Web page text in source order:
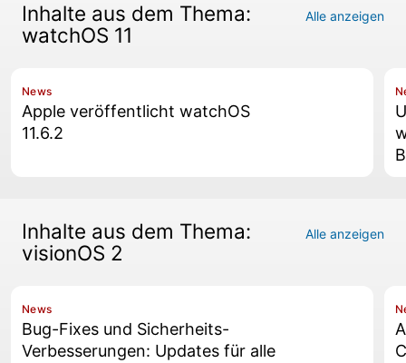
Inhalte aus dem Thema:
watchOS 11
Alle anzeigen
News
Apple veröffentlicht watchOS
11.6.2
Inhalte aus dem Thema:
visionOS 2
Alle anzeigen
News
Bug-Fixes und Sicherheits-
Verbesserungen: Updates für alle